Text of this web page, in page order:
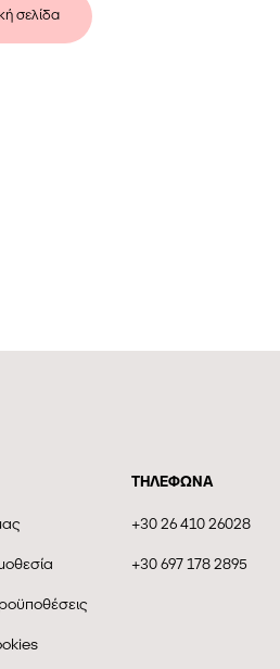
σελίδα
ΤΗΛΕΦΩΝΑ
+30 26 410 26028
+30 697 178 2895